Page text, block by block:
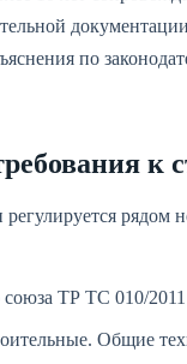
по
к
ТР ТС 010/
Общие